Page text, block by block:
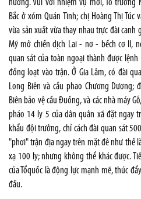
hương. Vui với nhiệm vụ mới, Tổ trưởng
Bắc ở xóm Quán Tình; chị Hoàng Thị Túc
vừa sản xuất vừa thay nhau trực đài canh
Mỹ mở chiến dịch Lai - nơ - bếch cơ II,
quan sát của toàn ngoại thành được
đồng loạt vào trận. Ở Gia Lâm, có đài
Long Biên và cầu phao Chương Dương;
Biên bảo vệ cầu Đuống, và các nhà máy
pháo 14 ly 5 của dân quân xã đặt ngay
khẩu đội trưởng, chỉ cách đài quan sát
"phơi" trận địa ngay trên mặt đê như thế
xạ 100 ly; nhưng không thể khác được.
của Tổquốc là động lực mạnh mẽ, thúc
đấu.